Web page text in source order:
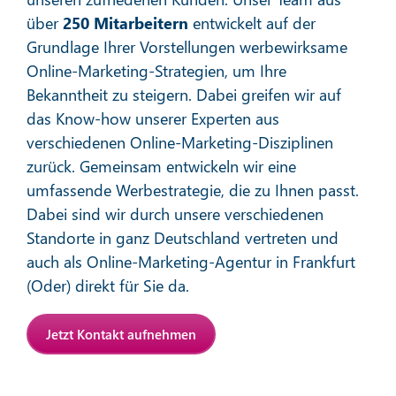
Affiliate-Marketing
Mehr erfahren
über250 Mitarbeitern entwickelt auf der
Grundlage Ihrer Vorstellungen werbewirksame
Online-Marketing-Strategien, um Ihre
Bekanntheit zu steigern. Dabei greifen wir auf
das Know-how unserer Experten aus
verschiedenen Online-Marketing-Disziplinen
zurück. Gemeinsam entwickeln wir eine
umfassende Werbestrategie, die zu Ihnen passt.
Dabei sind wir durch unsere verschiedenen
Standorte in ganz Deutschland vertreten und
auch als Online-Marketing-Agentur in Frankfurt
(Oder) direkt für Sie da.
Jetzt Kontakt aufnehmen